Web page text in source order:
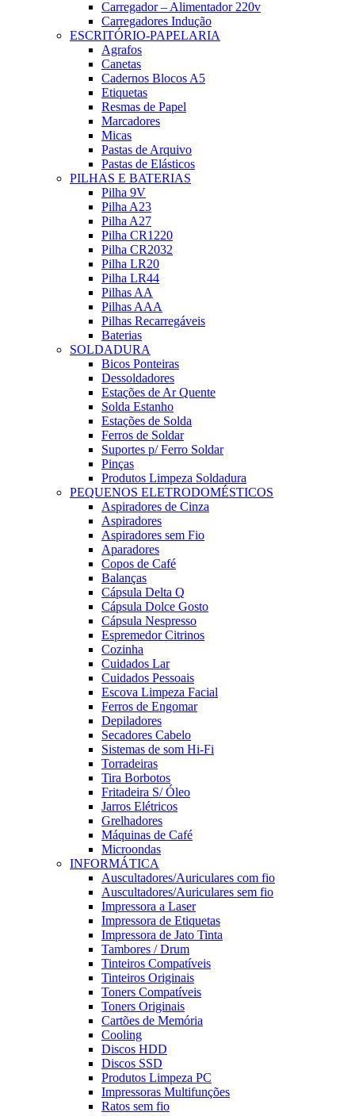
Carregador – Alimentador 220v
Carregadores Indução
ESCRITÓRIO-PAPELARIA
Agrafos
Canetas
Cadernos Blocos A5
Etiquetas
Resmas de Papel
Marcadores
Micas
Pastas de Arquivo
Pastas de Elásticos
PILHAS E BATERIAS
Pilha 9V
Pilha A23
Pilha A27
Pilha CR1220
Pilha CR2032
Pilha LR20
Pilha LR44
Pilhas AA
Pilhas AAA
Pilhas Recarregáveis
Baterias
SOLDADURA
Bicos Ponteiras
Dessoldadores
Estações de Ar Quente
Solda Estanho
Estações de Solda
Ferros de Soldar
Suportes p/ Ferro Soldar
Pinças
Produtos Limpeza Soldadura
PEQUENOS ELETRODOMÉSTICOS
Aspiradores de Cinza
Aspiradores
Aspiradores sem Fio
Aparadores
Copos de Café
Balanças
Cápsula Delta Q
Cápsula Dolce Gosto
Cápsula Nespresso
Espremedor Citrinos
Cozinha
Cuidados Lar
Cuidados Pessoais
Escova Limpeza Facial
Ferros de Engomar
Depiladores
Secadores Cabelo
Sistemas de som Hi-Fi
Torradeiras
Tira Borbotos
Fritadeira S/ Óleo
Jarros Elétricos
Grelhadores
Máquinas de Café
Microondas
INFORMÁTICA
Auscultadores/Auriculares com fio
Auscultadores/Auriculares sem fio
Impressora a Laser
Impressora de Etiquetas
Impressora de Jato Tinta
Tambores / Drum
Tinteiros Compatíveis
Tinteiros Originais
Toners Compatíveis
Toners Originais
Cartões de Memória
Cooling
Discos HDD
Discos SSD
Produtos Limpeza PC
Impressoras Multifunções
Ratos sem fio